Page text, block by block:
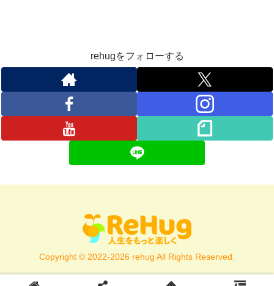
rehugをフォローする
Copyright © 2022-2026 rehug All Rights Reserved.